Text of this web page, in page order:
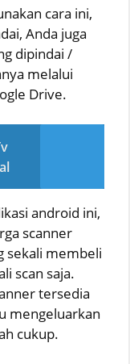
cara ini,
Anda juga
dipindai /
melalui
Drive.
android ini,
scanner
sekali membeli
scan saja.
tersedia
mengeluarkan
cukup.